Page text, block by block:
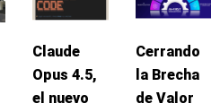
Claude
Opus 4.5,
el nuevo
Cerrando
la Brecha
de Valor